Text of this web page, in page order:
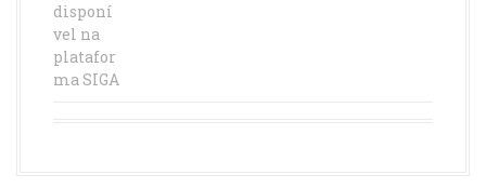
disponí
vel na
platafor
ma SIGA